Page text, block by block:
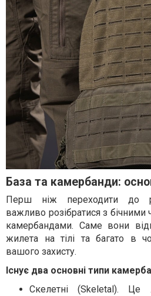
База та камербанди:
Перш ніж переходити до
важливо розібратися з
камербандами. Саме вони
жилета на тілі та багато в
вашого захисту.
Існує два основні типи
Скелетні (Skeletal). Це